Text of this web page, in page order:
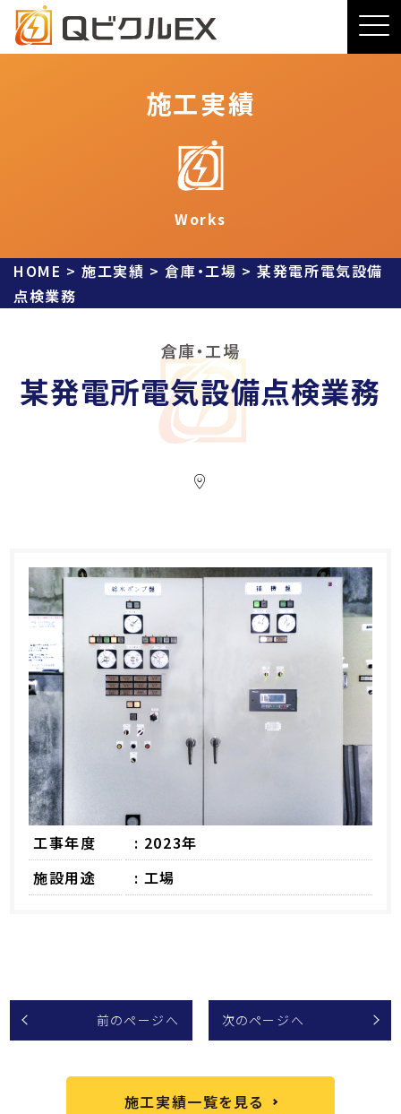
施工実績
Works
HOME >施工実績 >倉庫・工場 >某発電所電気設備
点検業務
倉庫・工場
某発電所電気設備点検業務
工事年度
: 2023年
施設用途
: 工場
前のページへ 次のページへ
施工実績一覧を見る